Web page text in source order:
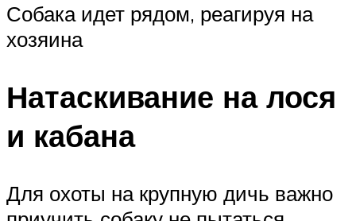
Собака идет рядом, реагируя на
хозяина
Натаскивание на лося
и кабана
Для охоты на крупную дичь важно